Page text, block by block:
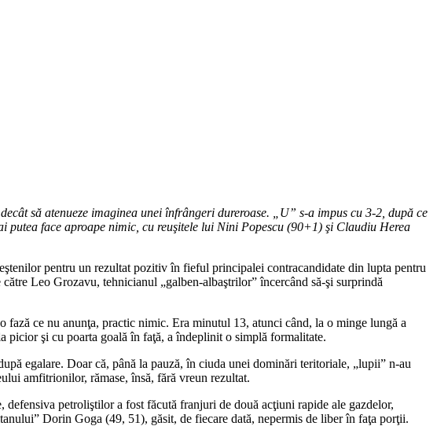
să atenueze imaginea unei înfrângeri dureroase. „U” s-a impus cu 3-2, după ce
face aproape nimic, cu reuşitele lui Nini Popescu (90+1) şi Claudiu Herea
pentru un rezultat pozitiv în fieful principalei contracandidate din lupta pentru
Leo Grozavu, tehnicianul „galben-albaştrilor” încercând să-şi surprindă
fază ce nu anunţa, practic nimic. Era minutul 13, atunci când, la o minge lungă a
picior şi cu poarta goală în faţă, a îndeplinit o simplă formalitate.
egalare. Doar că, până la pauză, în ciuda unei dominări teritoriale, „lupii” n-au
amfitrionilor, rămase, însă, fără vreun rezultat.
petroliştilor a fost făcută franjuri de două acţiuni rapide ale gazdelor,
Dorin Goga (49, 51), găsit, de fiecare dată, nepermis de liber în faţa porţii.